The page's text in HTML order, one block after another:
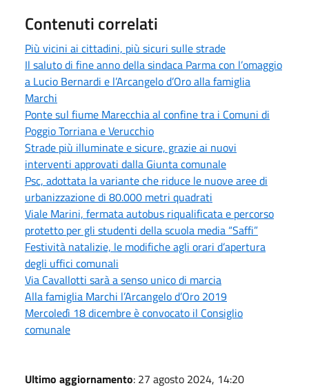
Contenuti correlati
Più vicini ai cittadini, più sicuri sulle strade
Il saluto di fine anno della sindaca Parma con l’omaggio
a Lucio Bernardi e l’Arcangelo d’Oro alla famiglia
Marchi
Ponte sul fiume Marecchia al confine tra i Comuni di
Poggio Torriana e Verucchio
Strade più illuminate e sicure, grazie ai nuovi
interventi approvati dalla Giunta comunale
Psc, adottata la variante che riduce le nuove aree di
urbanizzazione di 80.000 metri quadrati
Viale Marini, fermata autobus riqualificata e percorso
protetto per gli studenti della scuola media “Saffi”
Festività natalizie, le modifiche agli orari d’apertura
degli uffici comunali
Via Cavallotti sarà a senso unico di marcia
Alla famiglia Marchi l’Arcangelo d’Oro 2019
Mercoledì 18 dicembre è convocato il Consiglio
comunale
Ultimo aggiornamento: 27 agosto 2024, 14:20